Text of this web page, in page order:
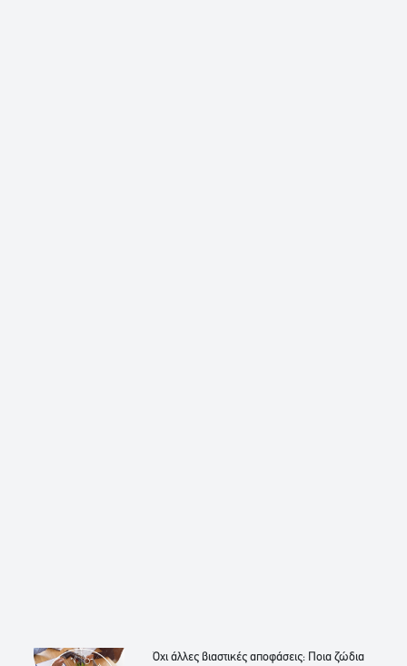
Όχι άλλες βιαστικές αποφάσεις: Ποια ζώδια